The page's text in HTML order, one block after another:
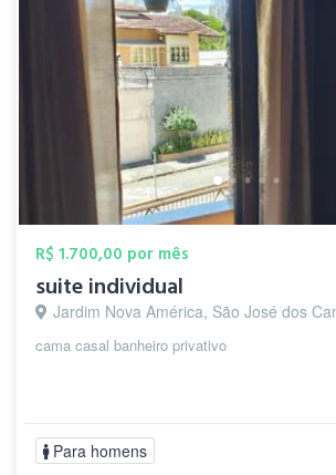
R$ 1.700,00 por mês
suite individual
Jardim Nova América, São José dos
cama casal banheiro privativo
Para homens